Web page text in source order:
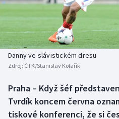
Baseball a softbal
Basketbal
Biatlon
Box
Soutěže
Historické návraty
Aplikace ČT sport
Danny ve slávistickém dresu
Zdroj: ČTK/Stanislav Kolařík
Praha – Když šéf
Tvrdík koncem června
tiskové konferenci, že si